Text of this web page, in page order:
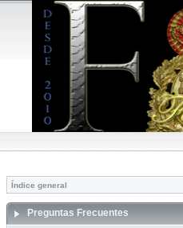
Índice general
Preguntas Frecuentes